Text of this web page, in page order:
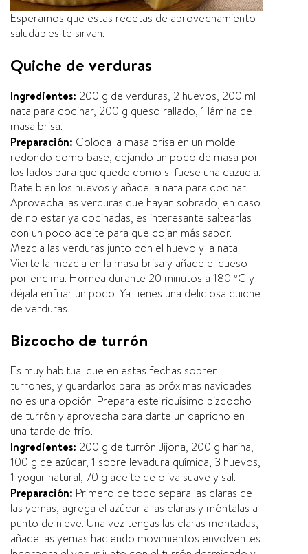
Esperamos que estas recetas de aprovechamiento
saludables te sirvan.
Quiche de verduras
Ingredientes: 200 g de verduras, 2 huevos, 200 ml
nata para cocinar, 200 g queso rallado, 1 lámina de
masa brisa.
Preparación: Coloca la masa brisa en un molde
redondo como base, dejando un poco de masa por
los lados para que quede como si fuese una cazuela.
Bate bien los huevos y añade la nata para cocinar.
Aprovecha las verduras que hayan sobrado, en caso
de no estar ya cocinadas, es interesante saltearlas
con un poco aceite para que cojan más sabor.
Mezcla las verduras junto con el huevo y la nata.
Vierte la mezcla en la masa brisa y añade el queso
por encima. Hornea durante 20 minutos a 180 ºC y
déjala enfriar un poco. Ya tienes una deliciosa quiche
de verduras.
Bizcocho de turrón
Es muy habitual que en estas fechas sobren
turrones, y guardarlos para las próximas navidades
no es una opción. Prepara este riquí­simo bizcocho
de turrón y aprovecha para darte un capricho en
una tarde de frí­o.
Ingredientes: 200 g de turrón Jijona, 200 g harina,
100 g de azúcar, 1 sobre levadura quí­mica, 3 huevos,
1 yogur natural, 70 g aceite de oliva suave y sal.
Preparación: Primero de todo separa las claras de
las yemas, agrega el azúcar a las claras y móntalas a
punto de nieve. Una vez tengas las claras montadas,
añade las yemas haciendo movimientos envolventes.